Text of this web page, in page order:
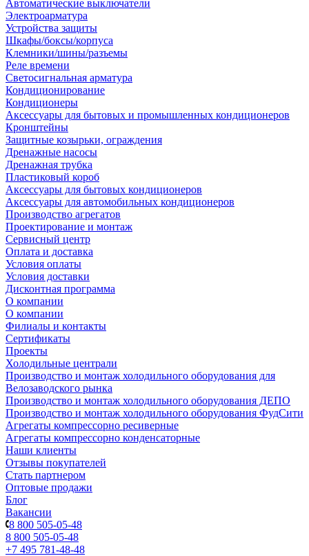
Автоматические выключатели
Электроарматура
Устройства защиты
Шкафы/боксы/корпуса
Клемники/шины/разъемы
Реле времени
Светосигнальная арматура
Кондиционирование
Кондиционеры
Аксессуары для бытовых и промышленных кондиционеров
Кронштейны
Защитные козырьки, ограждения
Дренажные насосы
Дренажная трубка
Пластиковый короб
Аксессуары для бытовых кондиционеров
Аксессуары для автомобильных кондиционеров
Производство агрегатов
Проектирование и монтаж
Сервисный центр
Оплата и доставка
Условия оплаты
Условия доставки
Дисконтная программа
О компании
О компании
Филиалы и контакты
Сертификаты
Проекты
Холодильные централи
Производство и монтаж холодильного оборудования для
Велозаводского рынка
Производство и монтаж холодильного оборудования ДЕПО
Производство и монтаж холодильного оборудования ФудСити
Агрегаты компрессорно ресиверные
Агрегаты компрессорно конденсаторные
Наши клиенты
Отзывы покупателей
Стать партнером
Оптовые продажи
Блог
Вакансии
8 800 505-05-48
8 800 505-05-48
+7 495 781-48-48